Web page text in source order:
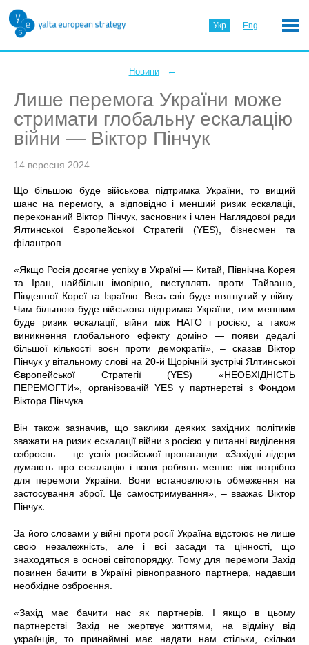
Укр Eng
Новини ←
Лише перемога України може
стримати глобальну ескалацію
війни — Віктор Пінчук
14 вересня 2024
Що більшою буде військова підтримка України, то вищий
шанс на перемогу, а відповідно і менший ризик ескалації,
переконаний Віктор Пінчук, засновник і член Наглядової ради
Ялтинської Європейської Стратегії (YES), бізнесмен та
філантроп.
«Якщо Росія досягне успіху в Україні — Китай, Північна Корея
та Іран, найбільш імовірно, виступлять проти Тайваню,
Південної Кореї та Ізраїлю. Весь світ буде втягнутий у війну.
Чим більшою буде військова підтримка України, тим меншим
буде ризик ескалації, війни між НАТО і росією, а також
виникнення глобального ефекту доміно — появи дедалі
більшої кількості воєн проти демократії», – сказав Віктор
Пінчук у вітальному слові на 20-й Щорічній зустрічі Ялтинської
Європейської Стратегії (YES) «НЕОБХІДНІСТЬ
ПЕРЕМОГТИ», організованій YES у партнерстві з Фондом
Віктора Пінчука.
Він також зазначив, що заклики деяких західних політиків
зважати на ризик ескалації війни з росією у питанні виділення
озброєнь – це успіх російської пропаганди. «Західні лідери
думають про ескалацію і вони роблять менше ніж потрібно
для перемоги України. Вони встановлюють обмеження на
застосування зброї. Це самостримування», – вважає Віктор
Пінчук.
За його словами у війні проти росії Україна відстоює не лише
свою незалежність, але і всі засади та цінності, що
знаходяться в основі світопорядку. Тому для перемоги Захід
повинен бачити в Україні рівноправного партнера, надавши
необхідне озброєння.
«Захід має бачити нас як партнерів. І якщо в цьому
партнерстві Захід не жертвує життями, на відміну від
українців, то принаймні має надати нам стільки, скільки